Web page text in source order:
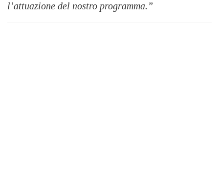
l’attuazione del nostro programma.”